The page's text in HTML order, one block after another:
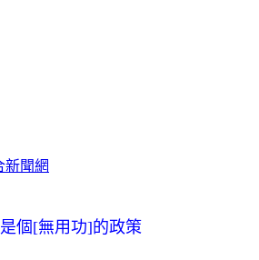
新聞網
個[無用功]的政策